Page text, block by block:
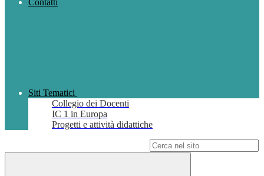
Contatti
Siti Tematici
Collegio dei Docenti
IC 1 in Europa
Progetti e attività didattiche